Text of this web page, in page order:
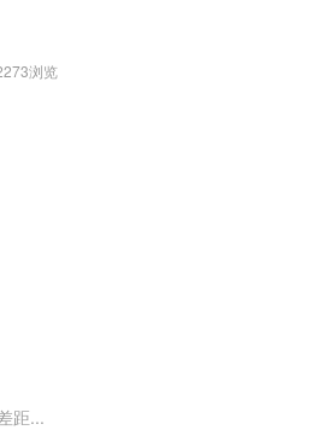
浏览
距...